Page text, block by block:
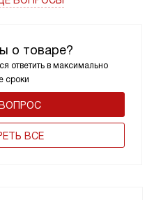
о товаре?
ответить в максимально
сроки
ВСЕ